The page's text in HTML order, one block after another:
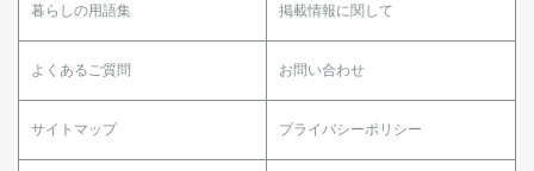
暮らしの用語集 掲載情報に関して
よくあるご質問 お問い合わせ
サイトマップ プライバシーポリシー